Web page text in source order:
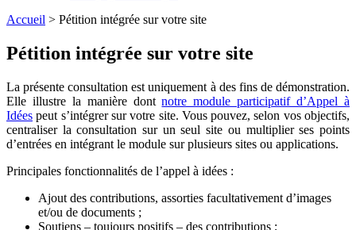
Accueil > Pétition intégrée sur votre site
Pétition intégrée sur votre site
La présente consultation est uniquement à des fins de démonstration.
Elle illustre la manière dontnotre module participatif d’Appel à
Idées peut s’intégrer sur votre site. Vous pouvez, selon vos objectifs,
centraliser la consultation sur un seul site ou multiplier ses points
d’entrées en intégrant le module sur plusieurs sites ou applications.
Principales fonctionnalités de l’appel à idées :
Ajout des contributions, assorties facultativement d’images
et/ou de documents ;
Soutiens – toujours positifs – des contributions ;